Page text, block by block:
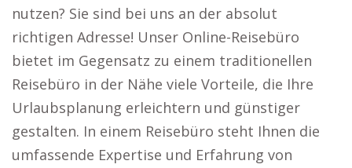
nutzen? Sie sind bei uns an der absolut
richtigen Adresse! Unser Online-Reisebüro
bietet im Gegensatz zu einem traditionellen
Reisebüro in der Nähe viele Vorteile, die Ihre
Urlaubsplanung erleichtern und günstiger
gestalten. In einem Reisebüro steht Ihnen die
umfassende Expertise und Erfahrung von